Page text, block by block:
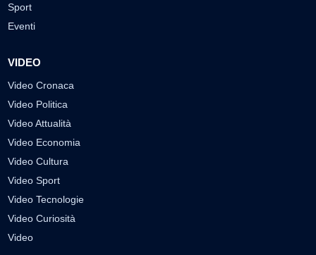
Sport
Eventi
VIDEO
Video Cronaca
Video Politica
Video Attualità
Video Economia
Video Cultura
Video Sport
Video Tecnologie
Video Curiosità
Video